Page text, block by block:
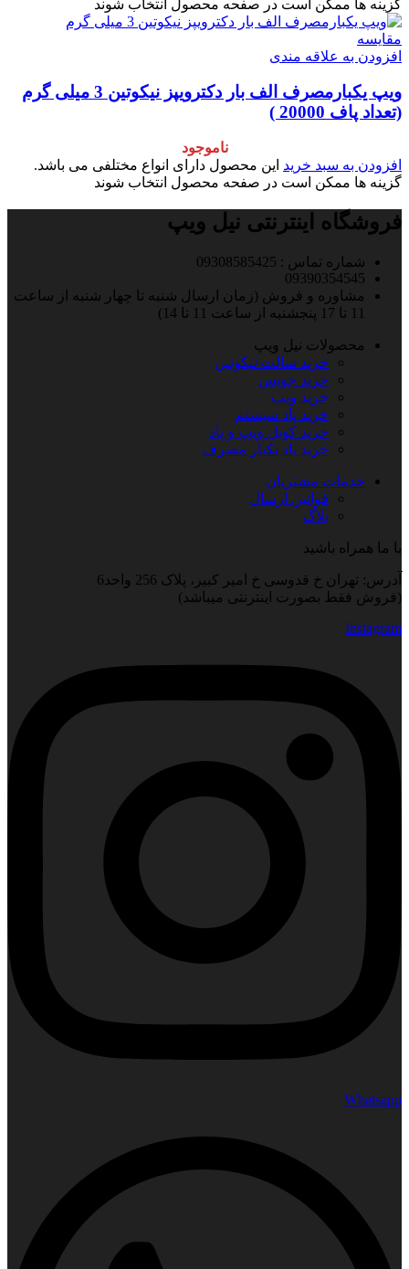
گزینه ها ممکن است در صفحه محصول انتخاب شوند
مقایسه
افزودن به علاقه مندی
ویپ یکبارمصرف الف بار دکترویپز نیکوتین 3 میلی گرم
(تعداد پاف 20000 )
ناموجود
افزودن به سبد خرید این محصول دارای انواع مختلفی می باشد.
گزینه ها ممکن است در صفحه محصول انتخاب شوند
فروشگاه اینترنتی نیل ویپ
شماره تماس : 09308585425
09390354545
مشاوره و فروش (زمان ارسال شنبه تا چهار شنبه از ساعت
11 تا 17 پنجشنبه از ساعت 11 تا 14)
محصولات نیل ویپ
خرید سالت نیکوتین
خرید جویس
خرید ویپ
خرید پاد سیستم
خرید کویل ویپ و پاد
خرید پاد یکبار مصرف
خدمات مشتریان
قوانین ارسال
بلاگ
با ما همراه باشید
آدرس: تهران خ قدوسی خ امیر کبیر، پلاک 256 واحد6
(فروش فقط بصورت اینترنتی میباشد)
Instagram
Whatsapp